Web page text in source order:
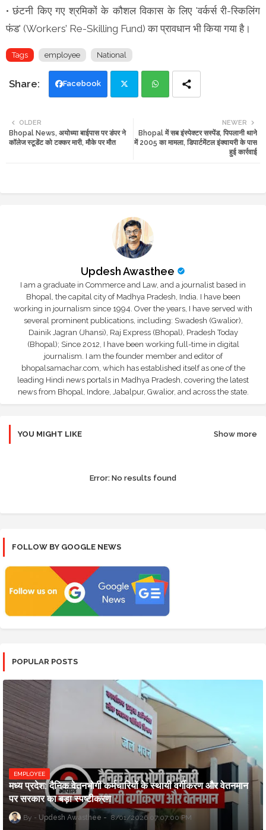
• छंटनी किए गए श्रमिकों के कौशल विकास के लिए 'वर्कर्स री-स्किलिंग
फंड' (Workers’ Re-Skilling Fund) का प्रावधान भी किया गया है।
Tags employee National
Facebook
tte ats
NEWER
Bhopal में सब इंस्पेक्टर सस्पेंड, पिपलानी थाने
में 2005 का मामला, डिपार्टमेंटल इंक्वायरी के पास
हुई कार्रवाई
OLDER
Bhopal News, अयोध्या बाईपास पर डंपर ने
कॉलेज स्टूडेंट को टक्कर मारी, मौके पर मौत
Updesh Awasthee
I am a graduate in Commerce and Law, and a journalist based in
Bhopal, the capital city of Madhya Pradesh, India. I have been
working in journalism since 1994. Over the years, I have served with
several prominent publications, including: Swadesh (Gwalior),
Dainik Jagran (Jhansi), Raj Express (Bhopal), Pradesh Today
(Bhopal); Since 2012, I have been working full-time in digital
journalism. I am the founder member and editor of
bhopalsamachar.com, which has established itself as one of the
leading Hindi news portals in Madhya Pradesh, covering the latest
news from Bhopal, Indore, Jabalpur, Gwalior, and across the state.
YOU MIGHT LIKE Show more
Error: No results found
FOLLOW BY GOOGLE NEWS
POPULAR POSTS
EMPLOYEE
मध्य प्रदेश: दैनिक वेतनभोगी कर्मचारियों के स्थायी वर्गीकरण और वेतनमान
पर सरकार का बड़ा स्पष्टीकरण
Updesh Awasthee 8/01/2026 07:07:00 PM